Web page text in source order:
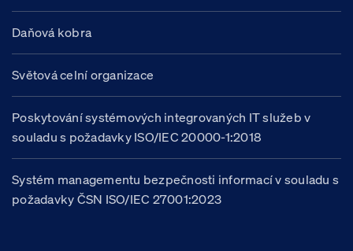
Daňová kobra
Světová celní organizace
Poskytování systémových integrovaných IT služeb v
souladu s požadavky ISO/IEC 20000-1:2018
Systém managementu bezpečnosti informací v souladu s
požadavky ČSN ISO/IEC 27001:2023